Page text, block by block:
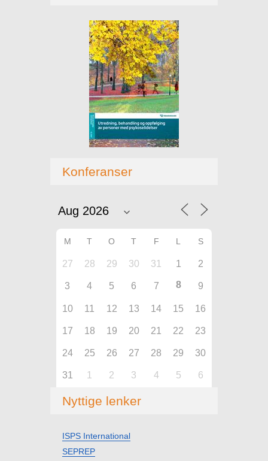
Konferanser
M T O T F L S
27 28 29 30 31 1 2
3 4 5 6 7 8 9
10 11 12 13 14 15 16
17 18 19 20 21 22 23
24 25 26 27 28 29 30
31 1 2 3 4 5 6
Nyttige lenker
ISPS International
SEPREP